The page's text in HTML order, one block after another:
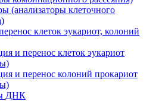
(анализаторы клеточного
клеток эукариот, колоний
и перенос клеток эукариот
и перенос колоний прокариот
ДНК